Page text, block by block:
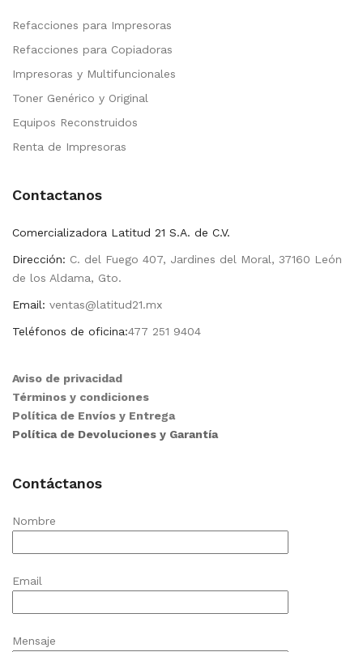
Refacciones para Impresoras
Refacciones para Copiadoras
Impresoras y Multifuncionales
Toner Genérico y Original
Equipos Reconstruidos
Renta de Impresoras
Contactanos
Comercializadora Latitud 21 S.A. de C.V.
Dirección: C. del Fuego 407, Jardines del Moral, 37160 León
de los Aldama, Gto.
Email: ventas@latitud21.mx
Teléfonos de oficina:477 251 9404
Aviso de privacidad
Términos y condiciones
Política de Envíos y Entrega
Política de Devoluciones y Garantía
Contáctanos
Nombre
Email
Mensaje